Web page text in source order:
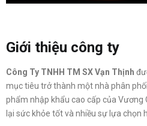
Giới thiệu công ty
Công Ty TNHH TM SX Vạn Thịnh
mục tiêu trở thành một nhà phân
phẩm nhập khẩu cao cấp của Vương
lại sức khỏe tốt và nhiều sự lựa chọn